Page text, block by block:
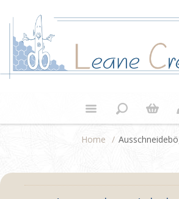
Home /